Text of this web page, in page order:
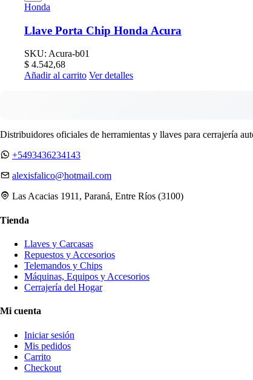
Honda
Llave Porta Chip Honda Acura
SKU: Acura-b01
$ 4.542,68
Añadir al carrito Ver detalles
Distribuidores oficiales de herramientas y llaves para cerrajería
+5493436234143
alexisfalico@hotmail.com
Las Acacias 1911, Paraná, Entre Ríos (3100)
Tienda
Llaves y Carcasas
Repuestos y Accesorios
Telemandos y Chips
Máquinas, Equipos y Accesorios
Cerrajería del Hogar
Mi cuenta
Iniciar sesión
Mis pedidos
Carrito
Checkout